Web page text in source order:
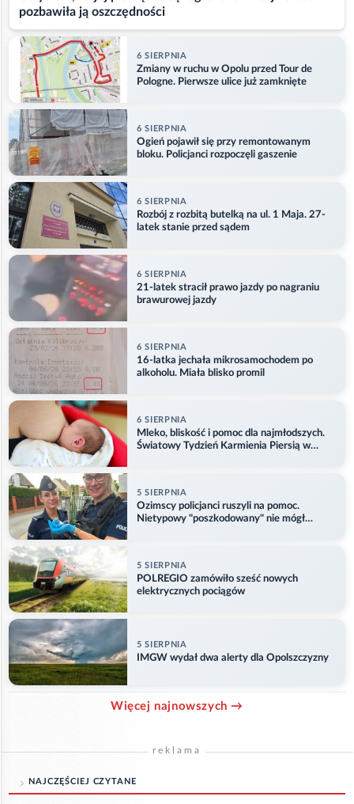
pozbawiła ją oszczędności
6 SIERPNIA
Zmiany w ruchu w Opolu przed Tour de
Pologne. Pierwsze ulice już zamknięte
6 SIERPNIA
Ogień pojawił się przy remontowanym
bloku. Policjanci rozpoczęli gaszenie
6 SIERPNIA
Rozbój z rozbitą butelką na ul. 1 Maja. 27-
latek stanie przed sądem
6 SIERPNIA
21-latek stracił prawo jazdy po nagraniu
brawurowej jazdy
6 SIERPNIA
16-latka jechała mikrosamochodem po
alkoholu. Miała blisko promil
6 SIERPNIA
Mleko, bliskość i pomoc dla najmłodszych.
Światowy Tydzień Karmienia Piersią w
5 SIERPNIA
Ozimscy policjanci ruszyli na pomoc.
Nietypowy "poszkodowany" nie mógł
5 SIERPNIA
POLREGIO zamówiło sześć nowych
elektrycznych pociągów
5 SIERPNIA
IMGW wydał dwa alerty dla Opolszczyzny
Więcej najnowszych →
reklama
NAJCZĘŚCIEJ CZYTANE